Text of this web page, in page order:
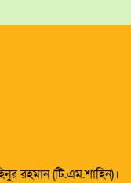
রহমান (টি.এম.শাহিন)।